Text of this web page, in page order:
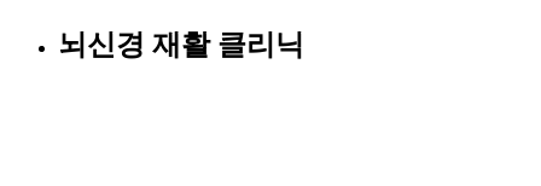
뇌신경 재활 클리닉